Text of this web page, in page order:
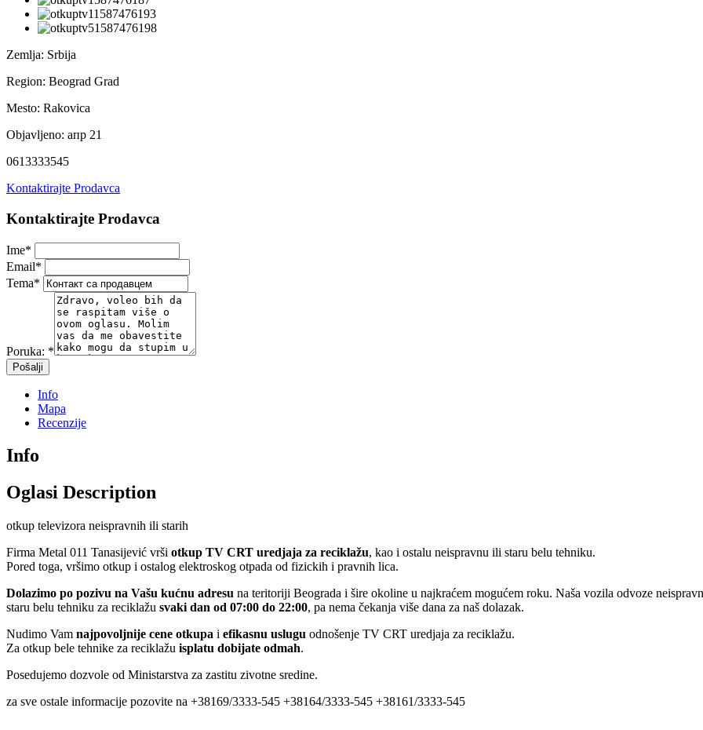
Zemlja: Srbija
Region: Beograd Grad
Mesto: Rakovica
Objavljeno: апр 21
0613333545
Kontaktirajte Prodavca
Kontaktirajte Prodavca
Ime*
Email*
Tema*
Poruka: *
Info
Mapa
Recenzije
Info
Oglasi Description
otkup televizora neispravnih ili starih
Firma Metal 011 Tanasijević vrši otkup TV CRT uredjaja za reciklažu, kao i ostalu neispravnu ili staru belu tehniku.
Pored toga, vršimo otkup i ostalog elektroskog otpada od fizickih i pravnih lica.
Dolazimo po pozivu na Vašu kućnu adresu na teritoriji Beograda i šire okoline u najkraćem mogućem roku. Naša vozila odvoze
staru belu tehniku za reciklažu svaki dan od 07:00 do 22:00, pa nema čekanja više dana za naš dolazak.
Nudimo Vam najpovoljnije cene otkupa i efikasnu uslugu odnošenje TV CRT uredjaja za reciklažu.
Za otkup bele tehnike za reciklažu isplatu dobijate odmah.
Posedujemo dozvole od Ministarstva za zastitu zivotne sredine.
za sve ostale informacije pozovite na +38169/3333-545 +38164/3333-545 +38161/3333-545